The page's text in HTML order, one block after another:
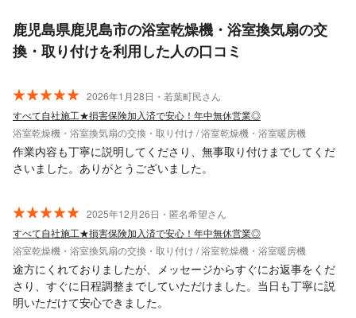
鹿児島県鹿児島市の浴室乾燥機・浴室換気扇の交
換・取り付けを利用した人の口コミ
2026年1月28日・若葉町民さん
すべて自社施工★損害保険加入済で安心！年中無休営業◎
浴室乾燥機・浴室換気扇の交換・取り付け / 浴室乾燥機・浴室暖房機
作業内容も丁寧に説明してくださり、無事取り付けまでしてくだ
さいました。ありがとうございました。
2025年12月26日・匿名希望さん
すべて自社施工★損害保険加入済で安心！年中無休営業◎
浴室乾燥機・浴室換気扇の交換・取り付け / 浴室乾燥機・浴室暖房機
途方にくれておりましたが、メッセージからすぐにお返事をくだ
さり、すぐに日程調整までしていただけました。当日も丁寧に説
明いただけて安心できました。